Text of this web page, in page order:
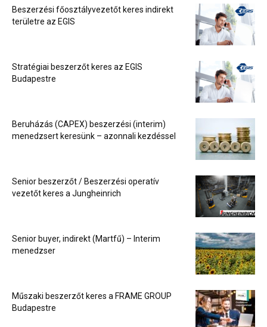
Beszerzési főosztályvezetőt keres indirekt
területre az EGIS
Stratégiai beszerzőt keres az EGIS
Budapestre
Beruházás (CAPEX) beszerzési (interim)
menedzsert keresünk – azonnali kezdéssel
Senior beszerzőt / Beszerzési operatív
vezetőt keres a Jungheinrich
Senior buyer, indirekt (Martfű) – Interim
menedzser
Műszaki beszerzőt keres a FRAME GROUP
Budapestre